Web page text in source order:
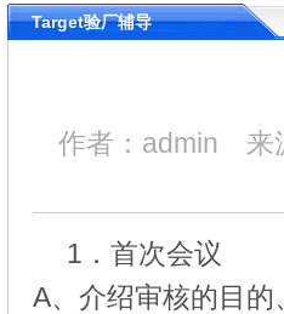
Target验厂辅导
作者：admin 来
1 ．首次会议
A、介绍审核的目